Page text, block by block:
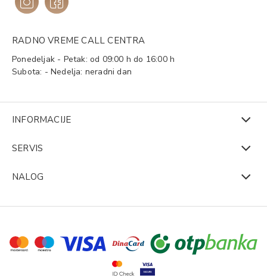
RADNO VREME CALL CENTRA
Ponedeljak - Petak: od 09:00 h do 16:00 h
Subota: - Nedelja: neradni dan
INFORMACIJE
SERVIS
NALOG